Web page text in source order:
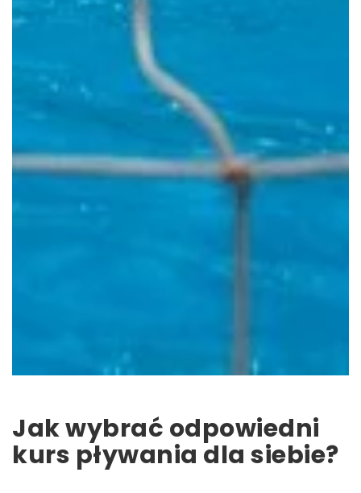
Jak wybrać odpowiedni
kurs pływania dla siebie?